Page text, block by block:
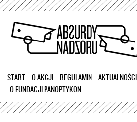
Przejdź
treści
START O AKCJI REGULAMIN
AKTUALNOŚCI
O FUNDACJI PANOPTYKON